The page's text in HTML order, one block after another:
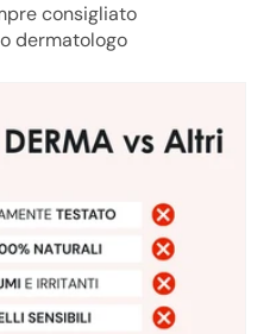
consigliato
dermatologo